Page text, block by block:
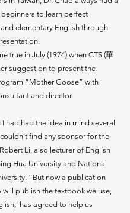
to learn perfect
elementary English through
true in July (1974) when CTS (華
suggestion to present the
“Mother Goose” with
and director.
had had the idea in mind several
find any sponsor for the
Li, also lecturer of English
Hua University and National
“But now a publication
will publish the textbook we use,
has agreed to help us